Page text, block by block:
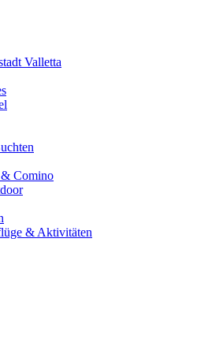
Valletta
Comino
& Aktivitäten